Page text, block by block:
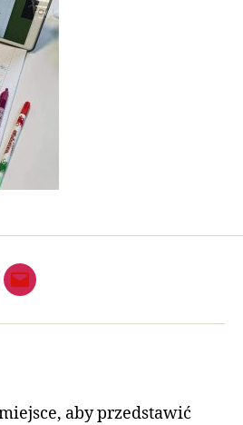
aby przedstawić